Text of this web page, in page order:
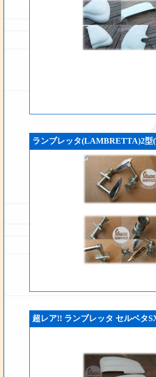
ランブレッタ(LAMBRETTA)2
超レア!! ランブレッタ セルベタ